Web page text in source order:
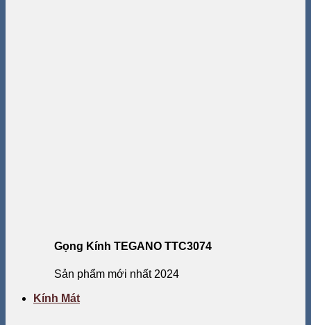
Gọng Kính TEGANO TTC3074
Sản phẩm mới nhất 2024
Kính Mát